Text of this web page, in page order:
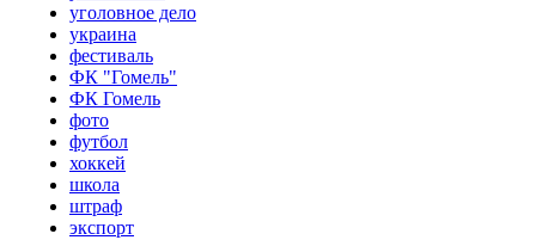
уголовное дело
украина
фестиваль
ФК "Гомель"
ФК Гомель
фото
футбол
хоккей
школа
штраф
экспорт